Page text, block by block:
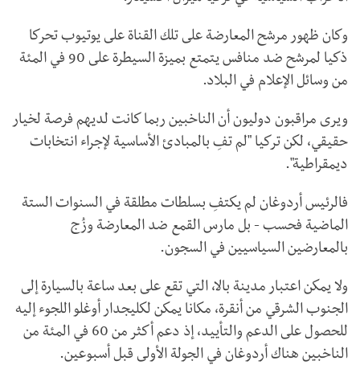
وكان ظهور مرشح المعارضة على تلك القناة على يوتيوب تحركا
ذكيا لمرشح ضد منافس يتمتع بميزة السيطرة على 90 في المئة
من وسائل الإعلام في البلاد.
ويرى مراقبون دوليون أن الناخبين ربما كانت لديهم فرصة لخيار
حقيقي، لكن تركيا "لم تفِ بالمبادئ الأساسية لإجراء انتخابات
ديمقراطية".
فالرئيس أردوغان لم يكتفِ بسلطات مطلقة في السنوات الستة
الماضية فحسب - بل مارس القمع ضد المعارضة وزُج
بالمعارضين السياسيين في السجون.
ولا يمكن اعتبار مدينة بالا، التي تقع على بعد ساعة بالسيارة إلى
الجنوب الشرقي من أنقرة، مكانا يمكن لكليجدار أوغلو اللجوء إليه
للحصول على الدعم والتأييد، إذ دعم أكثر من 60 في المئة من
الناخبين هناك أردوغان في الجولة الأولى قبل أسبوعين.